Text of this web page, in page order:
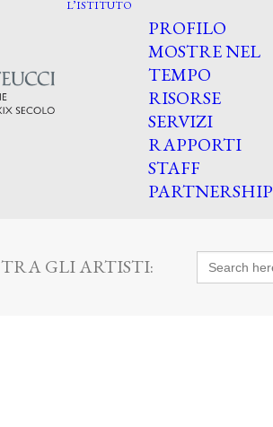
L’ISTITUTO
PROFILO
MOSTRE NEL
TEMPO
RISORSE
SERVIZI
RAPPORTI
STAFF
PARTNERSHIP
GLI ARTISTI: Search
for: